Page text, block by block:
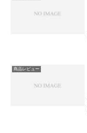
商品レビュー